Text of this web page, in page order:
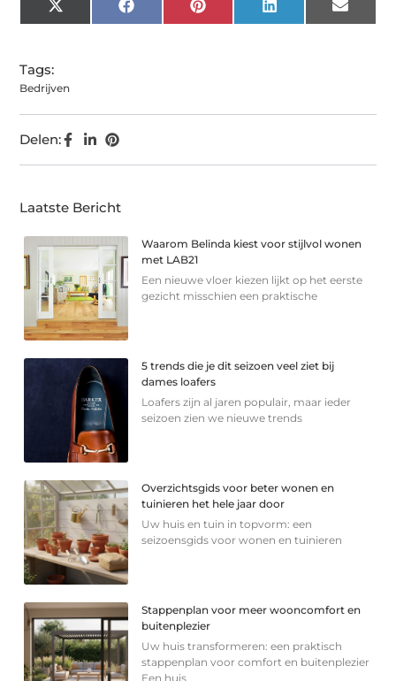
X
(Twitter)
FacebookPinterest LinkedIn Email
Tags:
Bedrijven
Delen:
Laatste Bericht
Waarom Belinda kiest voor stijlvol wonen
met LAB21
Een nieuwe vloer kiezen lijkt op het eerste
gezicht misschien een praktische
5 trends die je dit seizoen veel ziet bij
dames loafers
Loafers zijn al jaren populair, maar ieder
seizoen zien we nieuwe trends
Overzichtsgids voor beter wonen en
tuinieren het hele jaar door
Uw huis en tuin in topvorm: een
seizoensgids voor wonen en tuinieren
Stappenplan voor meer wooncomfort en
buitenplezier
Uw huis transformeren: een praktisch
stappenplan voor comfort en buitenplezier
Een huis